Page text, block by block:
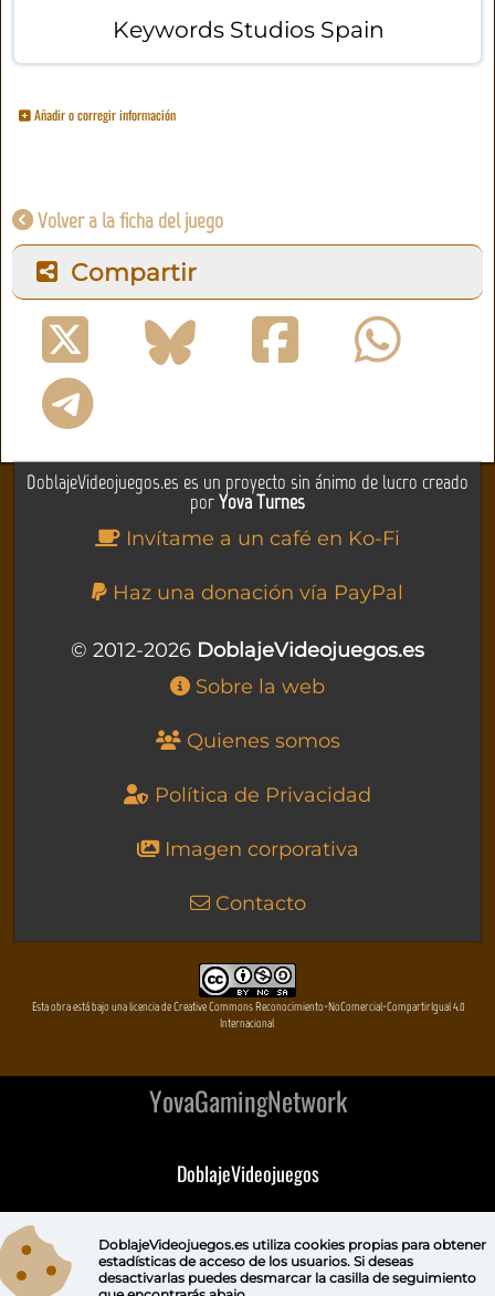
Keywords Studios Spain
Añadir o corregir información
Volver a la ficha del juego
Compartir
DoblajeVideojuegos.es es un proyecto sin ánimo de lucro creado
porYova Turnes
Invítame a un café en Ko-Fi
Haz una donación vía PayPal
© 2012-2026 DoblajeVideojuegos.es
Sobre la web
Quienes somos
Política de Privacidad
Imagen corporativa
Contacto
Esta obra está bajo una licencia de Creative Commons Reconocimiento-NoComercial-CompartirIgual 4.0
Internacional
YovaGamingNetwork
DoblajeVideojuegos
DeVuego GAL
DoblajeVideojuegos.es utiliza cookies propiaspara obtener
estadísticas de acceso de los usuarios. Si deseas
desactivarlas puedes desmarcar la casilla de seguimiento